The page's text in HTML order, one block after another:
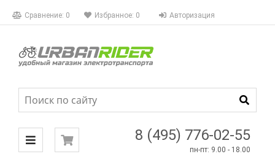
Сравнение: 0 Избранное: 0 Авторизация
8 (495) 776-02-55
пн-пт: 9.00 - 18.00
КАТАЛОГ
МЕНЮ